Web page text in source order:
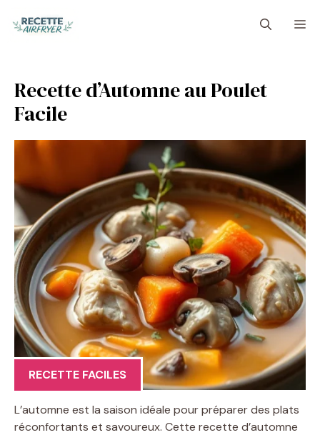
Recette d’Automne au Poulet
Facile
RECETTE FACILES
L’automne est la saison idéale pour préparer des plats
réconfortants et savoureux. Cette recette d’automne